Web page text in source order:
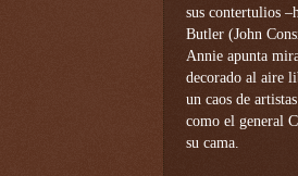
sus contertulios
Butler (John
Annie apunta
decorado al aire
un caos de
como el general
su cama.